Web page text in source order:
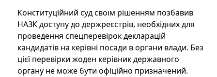
Конституційний суд своїм рішенням позбавив
НАЗК доступу до держреєстрів, необхідних для
проведення спецперевірок декларацій
кандидатів на керівні посади в органи влади. Без
цієї перевірки жоден керівник державного
органу не може бути офіційно призначений.